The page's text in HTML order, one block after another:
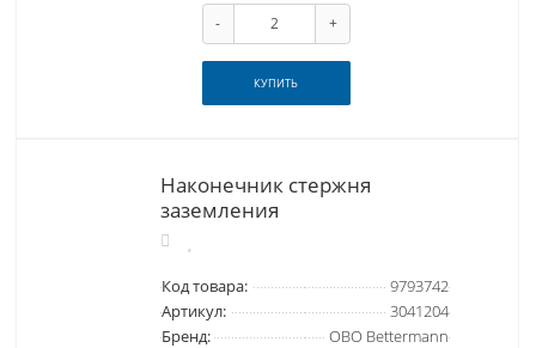
- +
КУПИТЬ
Наконечник стержня
заземления
Код товара:
9793742
Артикул:
3041204
Бренд:
OBO Bettermann